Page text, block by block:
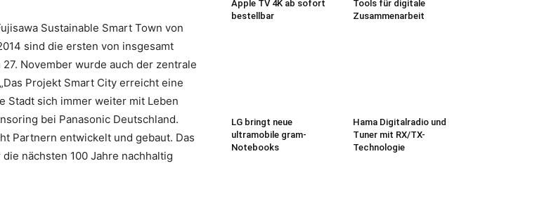
Sustainable Smart Town von
sind die ersten von insgesamt
November wurde auch der zentrale
„Das Projekt Smart City erreicht eine
Stadt sich immer weiter mit Leben
bei Panasonic Deutschland.
Partnern entwickelt und gebaut. Das
nächsten 100 Jahre nachhaltig
Apple TV 4K ab sofort
bestellbar
Tools für digitale
Zusammenarbeit
LG bringt neue
ultramobile gram-
Notebooks
Hama Digitalradio und
Tuner mit RX/TX-
Technologie